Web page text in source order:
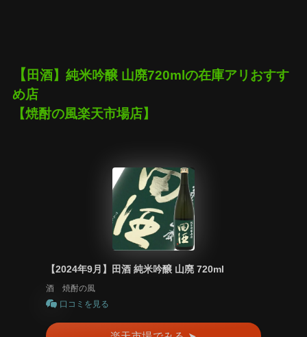
【 田酒】純米吟醸 山廃720mlの在庫アリおすす
め店
【焼酎の風楽天市場店】
【2024年9月】田酒 純米吟醸 山廃 720ml
酒 焼酎の風
口コミを見る